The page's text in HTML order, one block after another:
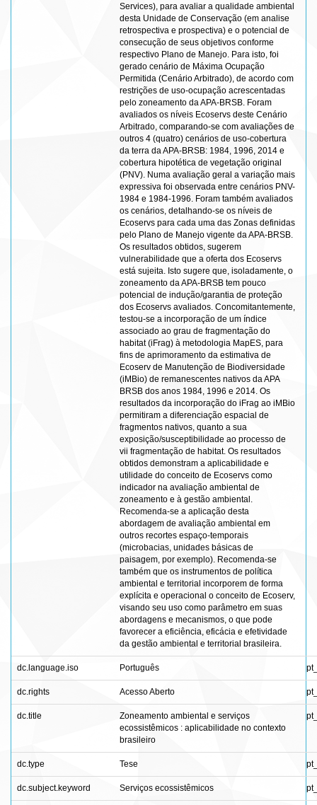
Services), para avaliar a qualidade ambiental
desta Unidade de Conservação (em analise
retrospectiva e prospectiva) e o potencial de
consecução de seus objetivos conforme
respectivo Plano de Manejo. Para isto, foi
gerado cenário de Máxima Ocupação
Permitida (Cenário Arbitrado), de acordo com
restrições de uso-ocupação acrescentadas
pelo zoneamento da APA-BRSB. Foram
avaliados os níveis Ecoservs deste Cenário
Arbitrado, comparando-se com avaliações de
outros 4 (quatro) cenários de uso-cobertura
da terra da APA-BRSB: 1984, 1996, 2014 e
cobertura hipotética de vegetação original
(PNV). Numa avaliação geral a variação mais
expressiva foi observada entre cenários PNV-
1984 e 1984-1996. Foram também avaliados
os cenários, detalhando-se os níveis de
Ecoservs para cada uma das Zonas definidas
pelo Plano de Manejo vigente da APA-BRSB.
Os resultados obtidos, sugerem
vulnerabilidade que a oferta dos Ecoservs
está sujeita. Isto sugere que, isoladamente, o
zoneamento da APA-BRSB tem pouco
potencial de indução/garantia de proteção
dos Ecoservs avaliados. Concomitantemente,
testou-se a incorporação de um índice
associado ao grau de fragmentação do
habitat (iFrag) à metodologia MapES, para
fins de aprimoramento da estimativa de
Ecoserv de Manutenção de Biodiversidade
(iMBio) de remanescentes nativos da APA
BRSB dos anos 1984, 1996 e 2014. Os
resultados da incorporação do iFrag ao iMBio
permitiram a diferenciação espacial de
fragmentos nativos, quanto a sua
exposição/susceptibilidade ao processo de
vii fragmentação de habitat. Os resultados
obtidos demonstram a aplicabilidade e
utilidade do conceito de Ecoservs como
indicador na avaliação ambiental de
zoneamento e à gestão ambiental.
Recomenda-se a aplicação desta
abordagem de avaliação ambiental em
outros recortes espaço-temporais
(microbacias, unidades básicas de
paisagem, por exemplo). Recomenda-se
também que os instrumentos de política
ambiental e territorial incorporem de forma
explícita e operacional o conceito de Ecoserv,
visando seu uso como parâmetro em suas
abordagens e mecanismos, o que pode
favorecer a eficiência, eficácia e efetividade
da gestão ambiental e territorial brasileira.
dc.language.iso Português
dc.rights Acesso Aberto
dc.title
Zoneamento ambiental e serviços
ecossistêmicos : aplicabilidade no contexto
brasileiro
dc.type Tese
dc.subject.keyword Serviços ecossistêmicos